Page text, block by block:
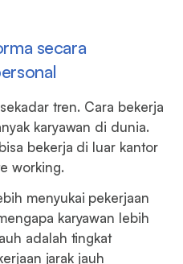
secara
tren. Cara bekerja
karyawan di dunia.
bekerja di luar kantor
working.
menyukai pekerjaan
karyawan lebih
adalah tingkat
jarak jauh